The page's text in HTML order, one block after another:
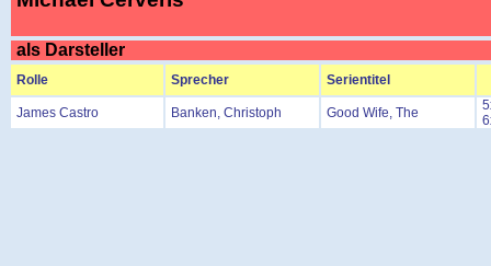
als Darsteller
Rolle Sprecher Serientitel
James Castro Banken, Christoph Good Wife, The